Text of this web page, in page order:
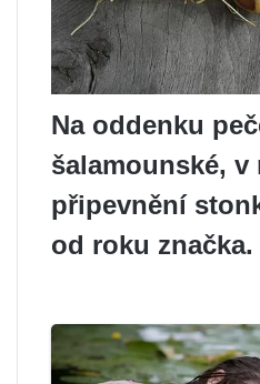
Na oddenku
šalamounské, v
připevnění
od roku značka.